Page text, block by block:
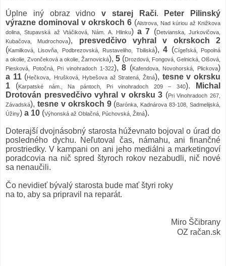
Úplne iný obraz vidno v starej Rači.
Peter Pilinský
výrazne dominoval v okrskoch 6 (Alstrova, Nad kúriou až Knižkova
dolina, Stupavská až Vtáčiková, Nám. A. Hlinku)a 7 (Detvianska, Jurkovičova,
Kubačova, Mudrochova), presvedčivo vyhral v okrskoch 2
(Kamilková, Lisovňa, Podbrezovská, Rustaveliho, Tbiliská),4 (Cígeľská, Popolná
a okolie, Zvončeková a okolie, Žarnovická), 5 (Drozdová, Fongová, Gelnická, Olšová,
Piesková, Potočná, Pri vinohradoch 1-322),8 (Kafendova, Novohorská, Plickova)
a 11(Hečkova Hrušková, Hybešova až Stratená, Žitná), tesne v okrsku
1 (Karpatské nám., Na pántoch, Pri vinohradoch 209 – 340).
Michal
Drotován presvedčivovyhral v okrsku 3 (Pri Vinohradoch 267,
Závadská), tesne v okrskoch 9(Barónka, Kadnárova 83-108, Sadmelijská,
Úžiny) a 10 (Výhonská až Oblačná, Púchovská, Žitná).
Doterajší dvojnásobný starosta húževnato bojoval o úrad do
posledného dychu. Neľutoval čas, námahu, ani finančné
prostriedky. V kampani on ani jeho mediálni a marketingoví
poradcovia na nič spred štyroch rokov nezabudli, nič nové
sa nenaučili.
Čo nevidieť bývalý starosta bude mať štyri roky
na to, aby sa pripravil na reparát.
Miro Ščibrany
OZ račan.sk